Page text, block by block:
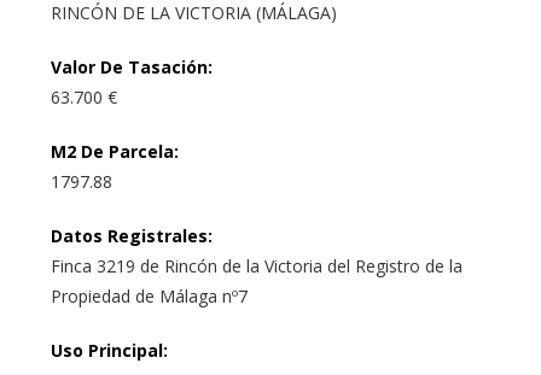
RINCÓN DE LA VICTORIA (MÁLAGA)
Valor De Tasación:
63.700 €
M2 De Parcela:
1797.88
Datos Registrales:
Finca 3219 de Rincón de la Victoria del Registro de la
Propiedad de Málaga nº7
Uso Principal: